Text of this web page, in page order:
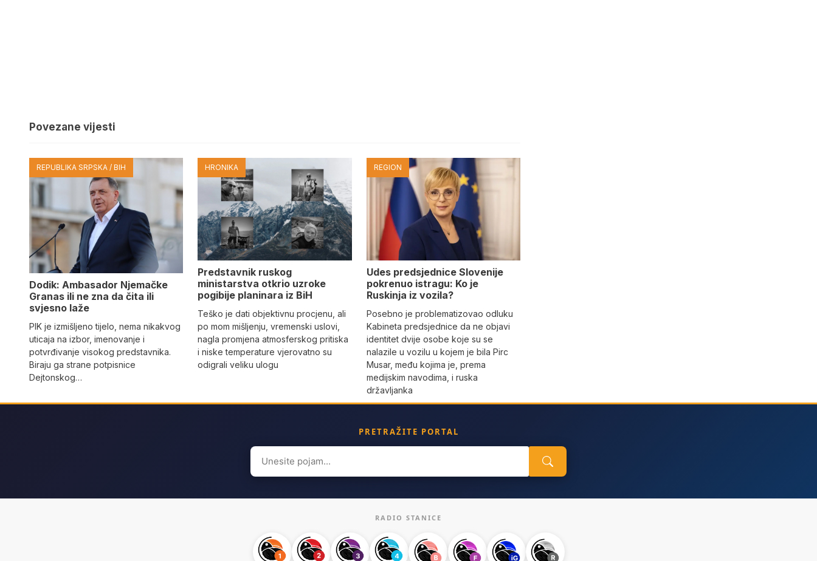
Povezane vijesti
REPUBLIKA SRPSKA / BIH
Dodik: Ambasador Njemačke
Granas ili ne zna da čita ili
svjesno laže
PIK je izmišljeno tijelo, nema nikakvog
uticaja na izbor, imenovanje i
potvrđivanje visokog predstavnika.
Biraju ga strane potpisnice
Dejtonskog…
HRONIKA
Predstavnik ruskog
ministarstva otkrio uzroke
pogibije planinara iz BiH
Teško je dati objektivnu procjenu, ali
po mom mišljenju, vremenski uslovi,
nagla promjena atmosferskog pritiska
i niske temperature vjerovatno su
odigrali veliku ulogu
REGION
Udes predsjednice Slovenije
pokrenuo istragu: Ko je
Ruskinja iz vozila?
Posebno je problematizovao odluku
Kabineta predsjednice da ne objavi
identitet dvije osobe koje su se
nalazile u vozilu u kojem je bila Pirc
Musar, među kojima je, prema
medijskim navodima, i ruska
državljanka
PRETRAŽITE PORTAL
Search
for:
RADIO STANICE